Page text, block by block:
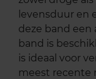
levensduur en
deze band een
band is
is ideaal voor
meest recente